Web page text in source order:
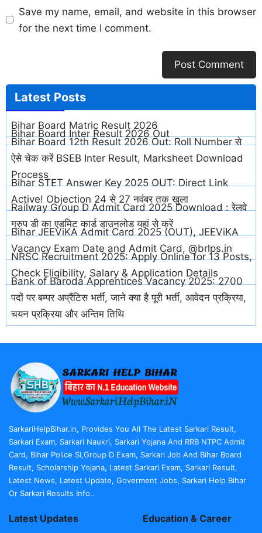
Save my name, email, and website in this browser
for the next time I comment.
Latest Posts
Bihar Board Matric Result 2026
Bihar Board Inter Result 2026 Out
Bihar Board 12th Result 2026 Out: Roll Number से
ऐसे चेक करें BSEB Inter Result, Marksheet Download
Process
Bihar STET Answer Key 2025 OUT: Direct Link
Active! Objection 24 से 27 नवंबर तक खुला
Railway Group D Admit Card 2025 Download : रेलवे
ग्रुप डी का एडमिट कार्ड डाउनलोड यहां से करें
Bihar JEEViKA Admit Card 2025 (OUT), JEEViKA
Vacancy Exam Date and Admit Card, @brlps.in
NRSC Recruitment 2025: Apply Online for 13 Posts,
Check Eligibility, Salary & Application Details
Bank of Baroda Apprentices Vacancy 2025: 2700
पदों पर बम्पर अप्रैंटिस भर्ती, जाने क्या है पूरी भर्ती, आवेदन प्रक्रिया,
चयन प्रक्रिया और अन्तिम तिथि
SarkariHelpBihar.in, Provides You All The Latest Sarkari Result,
Sarkari Exam, Sarkari Naukri, Sarkari Yojana And RRB NTPC Admit
Card, Bihar Police SI,Group D Exam, Sarkari Job And Bihar Board
Result, Scholarship Yojana, Latest Sarkari Exam, Sarkari Result,
Latest News, Latest Update, Goverment Jobs, Sarkari Help Bihar
Or Sarkari Results Info..
Latest Updates Education & Career